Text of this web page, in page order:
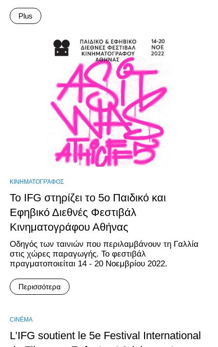
Plus
ΚΙΝΗΜΑΤΟΓΡΆΦΟΣ
Το IFG στηρίζει το 5ο Παιδικό και
Εφηβικό Διεθνές Φεστιβάλ
Κινηματογράφου Αθήνας
Οδηγός των ταινιών που περιλαμβάνουν τη Γαλλία
στις χώρες παραγωγής. Το φεστιβάλ
πραγματοποιείται 14 - 20 Νοεμβρίου 2022.
Περισσότερα
CINÉMA
L’IFG soutient le 5e Festival International